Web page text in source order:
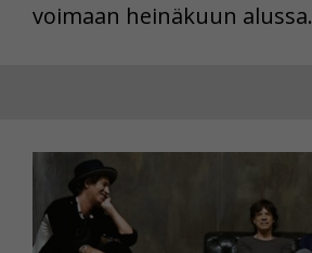
voimaan heinäkuun alussa.